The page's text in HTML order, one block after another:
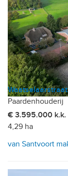
Paardenhouderij
€ 3.595.000 k.k.
4,29 ha
van Santvoort